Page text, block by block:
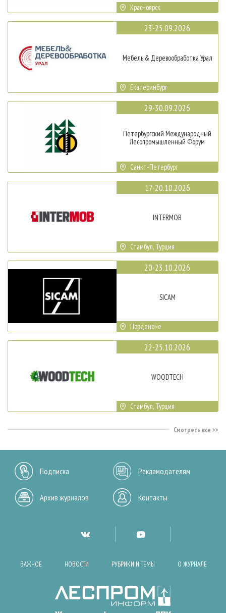
Красноярск
23-25.09.2026
Мебель & Деревообработка Урал
Екатеринбург
29-30.09.2026
Петербургский Международный
Лесопромышленный Форум
Санкт-Петербург
17-20.10.2026
INTERMOB
Стамбул, Турция
20-23.10.2026
SICAM
Порденоне
22-25.10.2026
WOODTECH
Стамбул, Турция
Смотреть все
Подписка Рекламодателям
Архив журналов Контакты
ВАЖНОЕ НОВОСТИ РУБРИКИ И ТЕМЫ О ЖУРНАЛЕ